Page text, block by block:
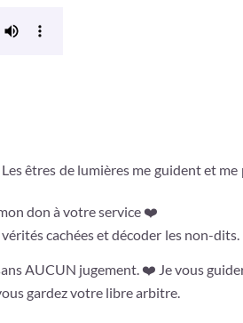
êtres de lumières me guident et
don à votre service ❤️
cachées et décoder les non-
AUCUN jugement. ❤️ Je vous
gardez votre libre arbitre.